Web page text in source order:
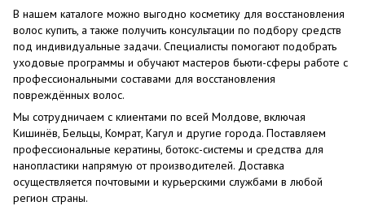
В нашем каталоге можно выгодно косметику для восстановления
волос купить, а также получить консультации по подбору средств
под индивидуальные задачи. Специалисты помогают подобрать
уходовые программы и обучают мастеров бьюти-сферы работе с
профессиональными составами для восстановления
повреждённых волос.
Мы сотрудничаем с клиентами по всей Молдове, включая
Кишинёв, Бельцы, Комрат, Кагул и другие города. Поставляем
профессиональные кератины, ботокс-системы и средства для
нанопластики напрямую от производителей. Доставка
осуществляется почтовыми и курьерскими службами в любой
регион страны.